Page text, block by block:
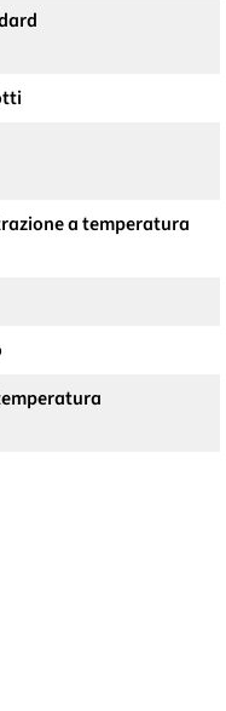
a temperatura